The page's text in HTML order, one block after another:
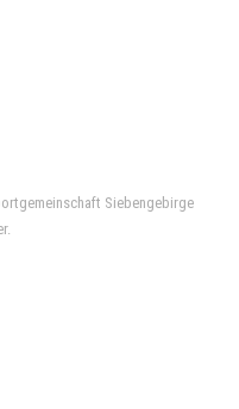
Siebengebirge